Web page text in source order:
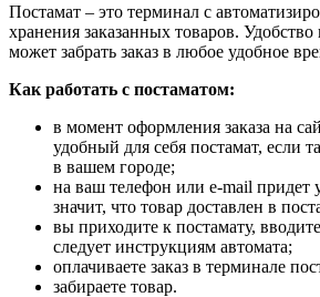
Постамат – это терминал с
хранения заказанных товаров. Удобство
может забрать заказ в любое удобное
Как работать с постаматом:
в момент оформления заказа на
удобный для себя постамат, если
в вашем городе;
на ваш телефон или e-mail придет
значит, что товар доставлен в
вы приходите к постамату,
следует инструкциям автомата;
оплачиваете заказ в терминале
забираете товар.